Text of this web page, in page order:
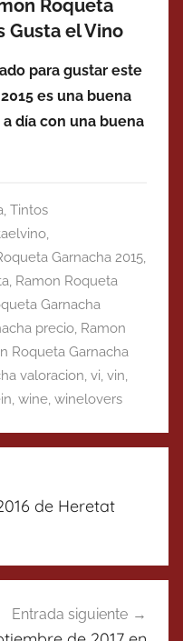
Roqueta
Gusta el Vino
para gustar este
es una buena
día con una buena
, Tintos
,
Garnacha 2015,
, Ramon Roqueta
Garnacha
precio, Ramon
Roqueta Garnacha
valoracion, vi, vin,
, wine, winelovers
de Heretat
Entrada siguiente